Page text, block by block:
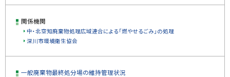
関係機関
中・北空知廃棄物処理広域連合による「燃やせるごみ」の処理
深川市環境衛生協会
一般廃棄物最終処分場の維持管理状況